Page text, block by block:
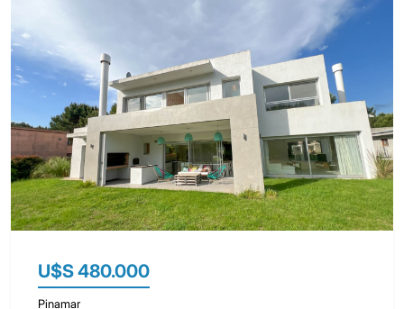
U$S 480.000
Pinamar